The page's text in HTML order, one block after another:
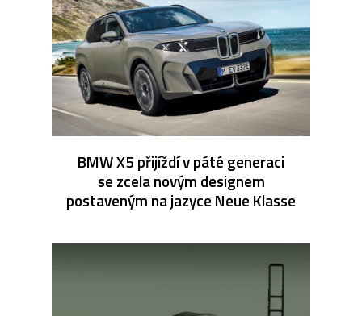
BMW X5 přijíždí v páté generaci
se zcela novým designem
postaveným na jazyce Neue Klasse